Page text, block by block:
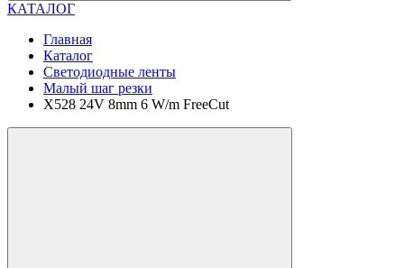
КАТАЛОГ
Главная
Каталог
Светодиодные ленты
Малый шаг резки
X528 24V 8mm 6 W/m FreeCut